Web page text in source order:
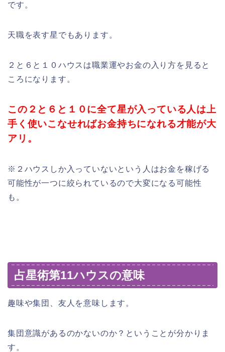
です。
天職を表す星でもあります。
２と６と１０ハウスは職業運やお金の入り方を見ると
ころになります。
この２と６と１０に全て星が入っている人は上
手く使いこなせればお金持ちになれる才能が大
アリ。
※２ハウスしか入っていないという人はお金を稼げる
可能性が一つに絞られているので大変になる可能性
も。
占星術第11ハウスの意味
趣味や集団、友人を意味します。
集団意識があるのかないのか？ということが分かりま
す。